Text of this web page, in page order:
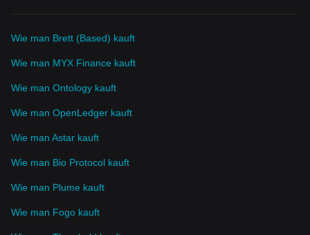
Wie man Brett (Based) kauft
Wie man MYX Finance kauft
Wie man Ontology kauft
Wie man OpenLedger kauft
Wie man Astar kauft
Wie man Bio Protocol kauft
Wie man Plume kauft
Wie man Fogo kauft